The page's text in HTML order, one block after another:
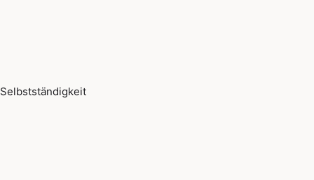
Selbstständigkeit